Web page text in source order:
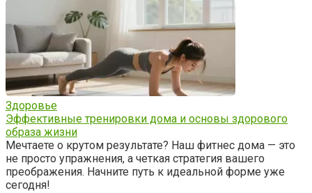
Здоровье
Эффективные тренировки дома и основы здорового
образа жизни
Мечтаете о крутом результате? Наш фитнес дома — это
не просто упражнения, а четкая стратегия вашего
преображения. Начните путь к идеальной форме уже
сегодня!